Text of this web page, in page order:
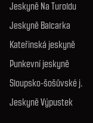
Jeskyně Na Turoldu
Jeskyně Balcarka
Kateřinská jeskyně
Punkevní jeskyně
Sloupsko-šošůvské j.
Jeskyně Výpustek